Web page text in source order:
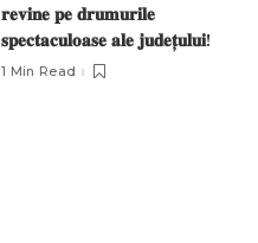
𝐫𝐞𝐯𝐢𝐧𝐞 𝐩𝐞 𝐝𝐫𝐮𝐦𝐮𝐫𝐢𝐥𝐞
𝐬𝐩𝐞𝐜𝐭𝐚𝐜𝐮𝐥𝐨𝐚𝐬𝐞 𝐚𝐥𝐞 𝐣𝐮𝐝𝐞𝐭̦𝐮𝐥𝐮𝐢!
1 Min Read